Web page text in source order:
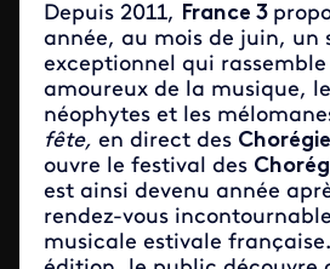
Depuis 2011, France 3
année, au mois de juin, un
exceptionnel qui rassemble
amoureux de la musique,
néophytes et les
fête, en direct des
ouvre le festival des
est ainsi devenu année
rendez-vous
musicale estivale